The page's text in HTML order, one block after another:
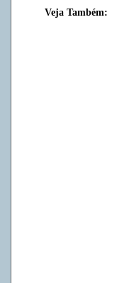
Veja Também: